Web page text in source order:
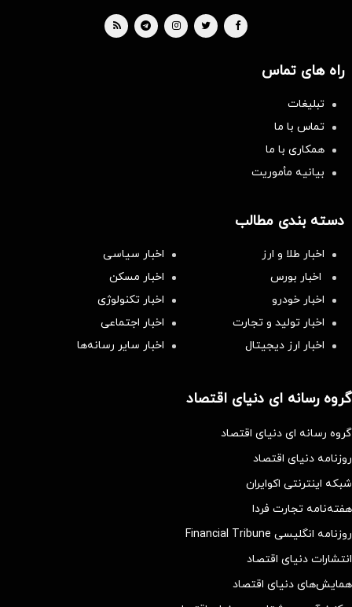
راه های تماس
تبلیغات
تماس با ما
همکاری با ما
بیانیه مأموریت
دسته بندی مطالب
اخبار طلا و ارز
اخبار سیاسی
اخبار بورس
اخبار مسکن
اخبار خودرو
اخبار تکنولوژی
اخبار تولید و تجارت
اخبار اجتماعی
اخبار ارز دیجیتال
اخبار سایر رسانه‌‌ها
گروه رسانه ای دنیای اقتصاد
گروه رسانه ای دنیای اقتصاد
روزنامه دنیای اقتصاد
شبکه اینترنتی اکوایران
هفته‌نامه تجارت فردا
روزنامه انگلیسی Financial Tribune
انتشارات دنیای اقتصاد
همایش‌های دنیای اقتصاد